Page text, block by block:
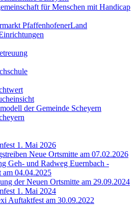
für Menschen mit Handicap
PfaffenhofenerLand
der Gemeinde Scheyern
1. Mai 2026
Neue Ortsmitte am 07.02.2026
Geh- und Radweg Euernbach -
am 04.04.2025
der Neuen Ortsmitte am 29.09.2024
1. Mai 2024
Auftaktfest am 30.09.2022